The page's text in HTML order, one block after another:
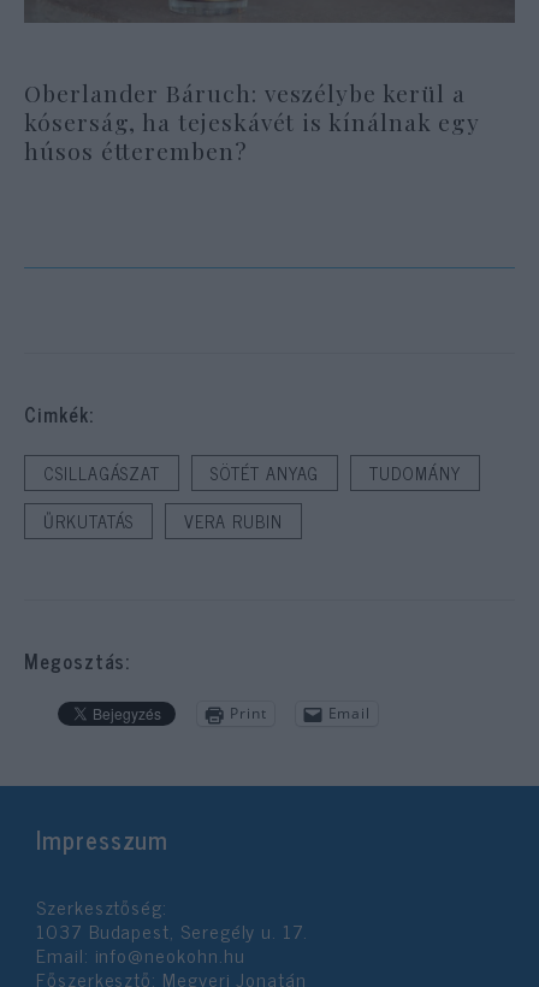
Oberlander Báruch: veszélybe kerül a
kóserság, ha tejeskávét is kínálnak egy
húsos étteremben?
Cimkék:
CSILLAGÁSZAT SÖTÉT ANYAG
TUDOMÁNY
ŰRKUTATÁS
VERA RUBIN
Megosztás:
Print Email
Impresszum
Szerkesztőség:
1037 Budapest, Seregély u. 17.
Email: info@neokohn.hu
Főszerkesztő: Megyeri Jonatán